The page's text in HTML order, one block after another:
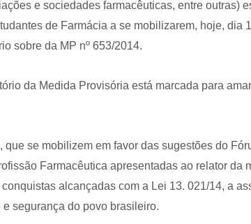
e sociedades farmacêuticas, entre outras)
de Farmácia a se mobilizarem, hoje, dia
sobre da MP nº 653/2014.
da Medida Provisória está marcada para
que se mobilizem em favor das sugestões do
Farmacêutica apresentadas ao relator da
alcançadas com a Lei 13. 021/14, a
segurança do povo brasileiro.